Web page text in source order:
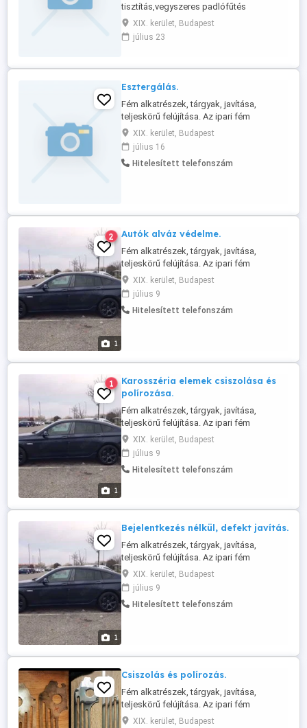
tisztítás,vegyszeres padlófűtés
átmosásgépi vegyszeres fűtésrendszer
átmosás.Kétféle géppel .
XIX. kerület, Budapest
július 23
Esztergálás.
Fém alkatrészek, tárgyak, javítása,
teljeskörű felújítása. Az ipari fém
tárgyaktól a háztartási eszközökig
minden ami fém, egyedei és széria
munkát is vállalunk. Acél szerkezetek,
korlátok, felnik, kilincs, szívósor, edények,
XIX. kerület, Budapest
július 16
Hitelesített telefonszám
1
2 Autók alváz védelme.
Fém alkatrészek, tárgyak, javítása,
teljeskörű felújítása. Az ipari fém
tárgyaktól a háztartási eszközökig
minden ami fém, egyedei és széria
munkát is vállalunk. Acél szerkezetek,
korlátok, felnik, kilincs, szívósor, edények,
XIX. kerület, Budapest
július 9
Hitelesített telefonszám
1
1
Karosszéria elemek csiszolása és
polírozása.
Fém alkatrészek, tárgyak, javítása,
teljeskörű felújítása. Az ipari fém
tárgyaktól a háztartási eszközökig
minden ami fém, egyedei és széria
munkát is vállalunk. Acél szerkezetek,
korlátok, felnik, kilincs, szívósor, edények,
...
XIX. kerület, Budapest
július 9
Hitelesített telefonszám
1
Bejelentkezés nélkül, defekt javítás.
Fém alkatrészek, tárgyak, javítása,
teljeskörű felújítása. Az ipari fém
tárgyaktól a háztartási eszközökig
minden ami fém, egyedei és széria
munkát is vállalunk. Acél szerkezetek,
korlátok, felnik, kilincs, szívósor, edények,
XIX. kerület, Budapest
július 9
Hitelesített telefonszám
Csiszolás és polírozás.
Fém alkatrészek, tárgyak, javítása,
teljeskörű felújítása. Az ipari fém
tárgyaktól a háztartási eszközökig
XIX. kerület, Budapest